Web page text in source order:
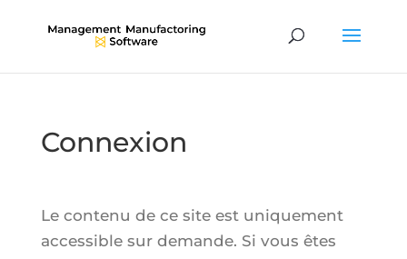
Connexion
Le contenu de ce site est uniquement
accessible sur demande. Si vous êtes